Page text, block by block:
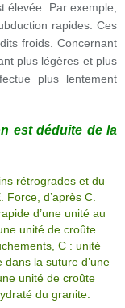
élevée. Par exemple,
rapides. Ces
froids. Concernant
plus légères et plus
plus lentement
est déduite de la